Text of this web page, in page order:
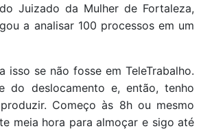
Juizado da Mulher de Fortaleza,
a analisar 100 processos em um
isso se não fosse em TeleTrabalho.
do deslocamento e, então, tenho
Começo às 8h ou mesmo
meia hora para almoçar e sigo até